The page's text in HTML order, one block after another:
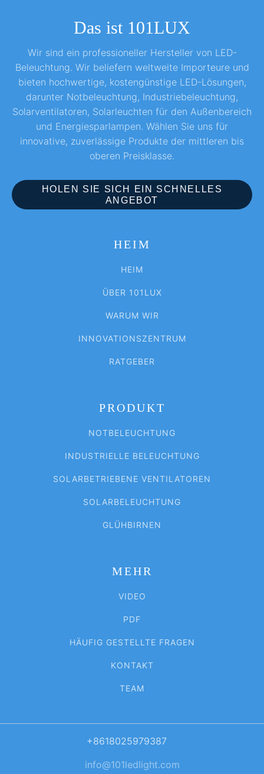
Das ist 101LUX
Wir sind ein professioneller Hersteller von LED-
Beleuchtung. Wir beliefern weltweite Importeure und
bieten hochwertige, kostengünstige LED-Lösungen,
darunter Notbeleuchtung, Industriebeleuchtung,
Solarventilatoren, Solarleuchten für den Außenbereich
und Energiesparlampen. Wählen Sie uns für
innovative, zuverlässige Produkte der mittleren bis
oberen Preisklasse.
HOLEN SIE SICH EIN SCHNELLES
ANGEBOT
HEIM
HEIM
ÜBER 101LUX
WARUM WIR
INNOVATIONSZENTRUM
RATGEBER
PRODUKT
NOTBELEUCHTUNG
INDUSTRIELLE BELEUCHTUNG
SOLARBETRIEBENE VENTILATOREN
SOLARBELEUCHTUNG
GLÜHBIRNEN
MEHR
VIDEO
PDF
HÄUFIG GESTELLTE FRAGEN
KONTAKT
TEAM
+8618025979387
info@101ledlight.com